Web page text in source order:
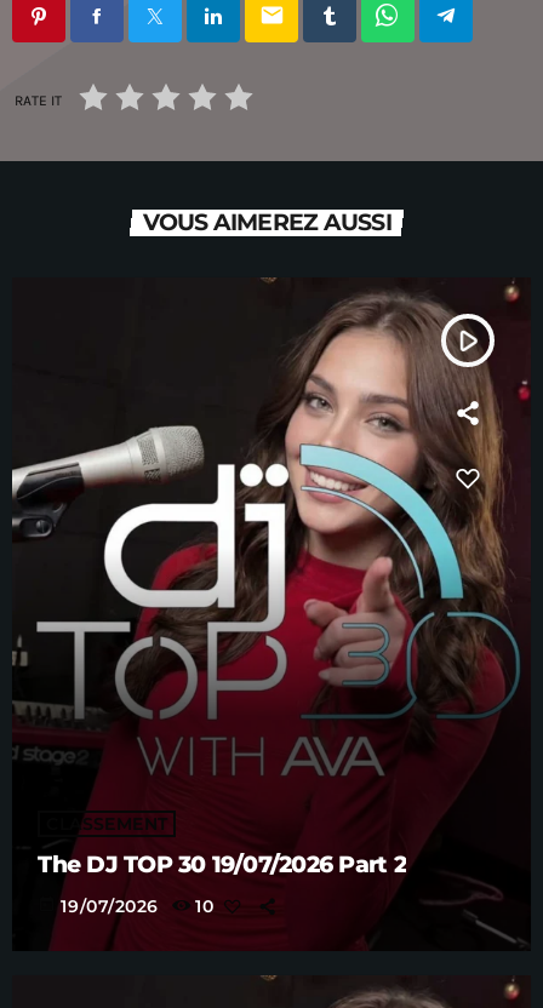
email
RATE IT
VOUS AIMEREZ AUSSI
play_arrow
CLASSEMENT
The DJ TOP 30 19/07/2026 Part 2
19/07/2026 10